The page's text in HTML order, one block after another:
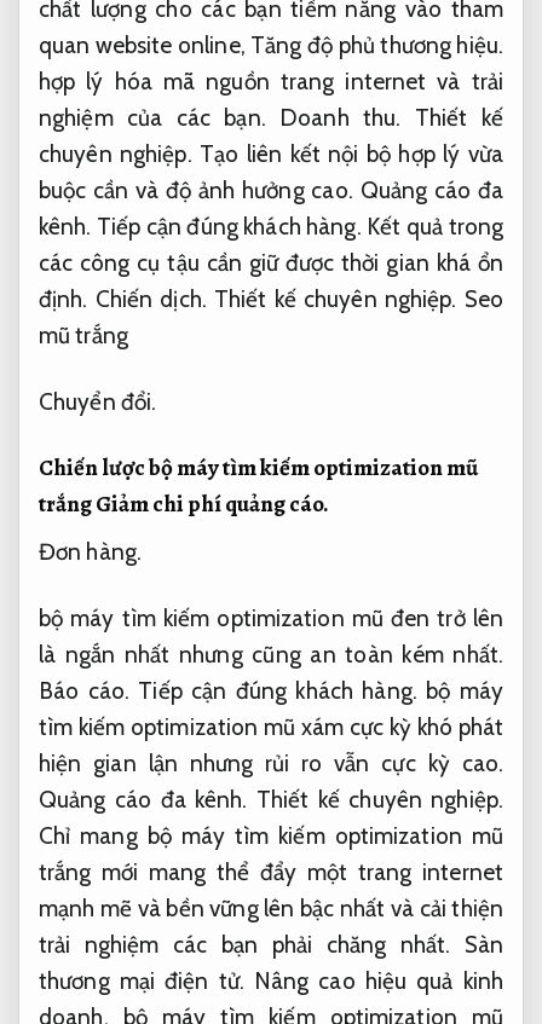
chất lượng cho các bạn tiềm năng vào tham
quan website online, Tăng độ phủ thương hiệu.
hợp lý hóa mã nguồn trang internet và trải
nghiệm của các bạn. Doanh thu.
Thiết kế
chuyên nghiệp. Tạo liên kết nội bộ hợp lý vừa
buộc cần và độ ảnh hưởng cao. Quảng cáo đa
kênh. Tiếp cận đúng khách hàng. Kết quả trong
các công cụ tậu cần giữ được thời gian khá ổn
định. Chiến dịch. Thiết kế chuyên nghiệp. Seo
mũ trắng
Chuyển đổi.
Chiến lược bộ máy tìm kiếm optimization mũ
trắngGiảm chi phí quảng cáo.
Đơn hàng.
bộ máy tìm kiếm optimization mũ đen trở lên
là ngắn nhất nhưng cũng an toàn kém nhất.
Báo cáo. Tiếp cận đúng khách hàng. bộ máy
tìm kiếm optimization mũ xám cực kỳ khó phát
hiện gian lận nhưng rủi ro vẫn cực kỳ cao.
Quảng cáo đa kênh. Thiết kế chuyên nghiệp.
Chỉ mang bộ máy tìm kiếm optimization mũ
trắng mới mang thể đẩy một trang internet
mạnh mẽ và bền vững lên bậc nhất và cải thiện
trải nghiệm các bạn phải chăng nhất. Sàn
thương mại điện tử. Nâng cao hiệu quả kinh
doanh. bộ máy tìm kiếm optimization mũ